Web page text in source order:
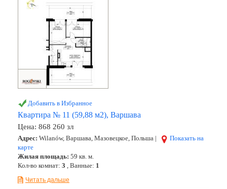
Добавить в Избранное
Квартира № 11 (59,88 м2), Варшава
Цена: 868 260 зл
Адрес: Wilanów, Варшава, Мазовецкое, Польша |
Показать на
карте
Жилая площадь: 59 кв. м.
Кол-во комнат: 3 , Ванные: 1
Читать дальше